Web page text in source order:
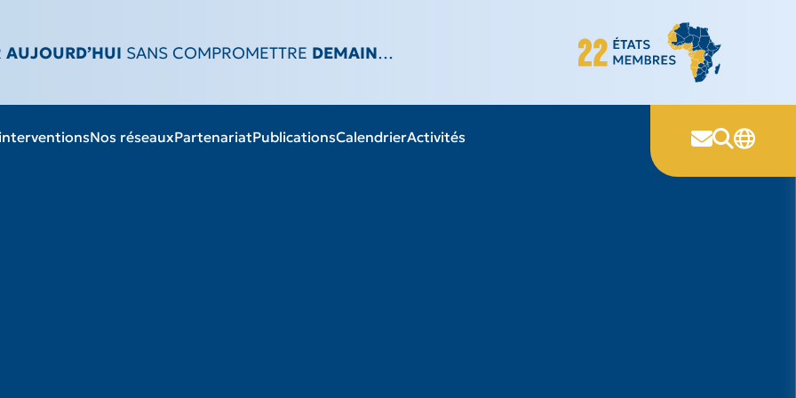
AUJOURD’HUI SANS COMPROMETTRE DEMAIN…
Nos réseauxPartenariatPublicationsCalendrierActivités